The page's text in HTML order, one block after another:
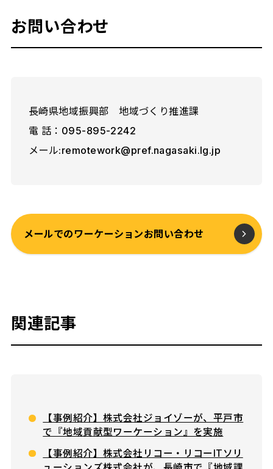
お問い合わせ
長崎県地域振興部 地域づくり推進課
電 話：095-895-2242
メール:remotework@pref.nagasaki.lg.jp
メールでのワーケーションお問い合わせ
関連記事
【事例紹介】株式会社ジョイゾーが、平戸市
で『地域貢献型ワーケーション』を実施
【事例紹介】株式会社リコー・リコーITソリ